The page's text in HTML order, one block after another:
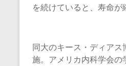
を続けていると、寿命が
同大のキース・ディア
施。アメリカ内科学会の